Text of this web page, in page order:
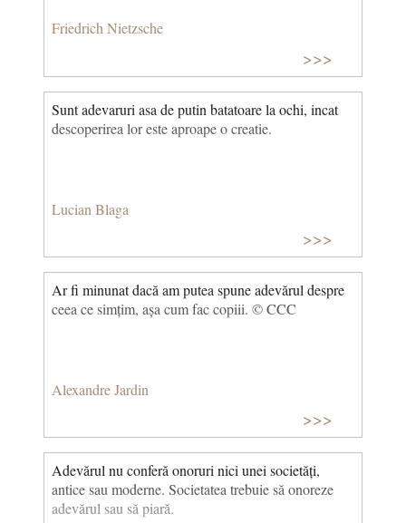
Friedrich Nietzsche
>>>
Sunt adevaruri asa de putin batatoare la ochi, incat
descoperirea lor este aproape o creatie.
Lucian Blaga
>>>
Ar fi minunat dacă am putea spune adevărul despre
ceea ce simțim, așa cum fac copiii. © CCC
Alexandre Jardin
>>>
Adevărul nu conferă onoruri nici unei societăți,
antice sau moderne. Societatea trebuie să onoreze
adevărul sau să piară.